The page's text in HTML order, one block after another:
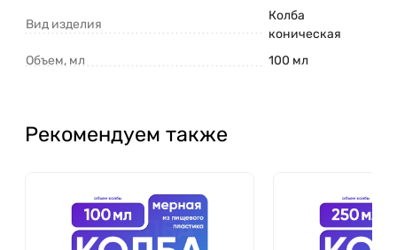
Вид изделия
Колба
коническая
Объем, мл
100 мл
Рекомендуем также